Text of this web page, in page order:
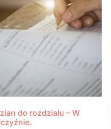
do rozdziału – W